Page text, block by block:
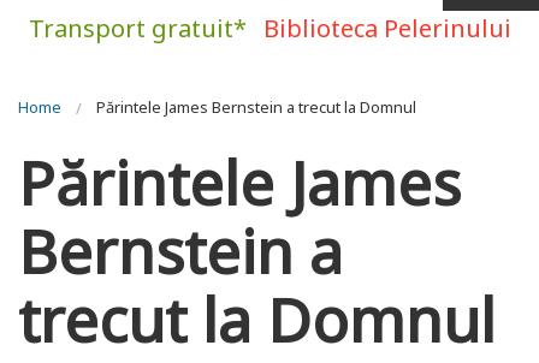
Transport gratuit* Biblioteca Pelerinului
You are here
Home Părintele James Bernstein a trecut la Domnul
Părintele James
Bernstein a
trecut la Domnul